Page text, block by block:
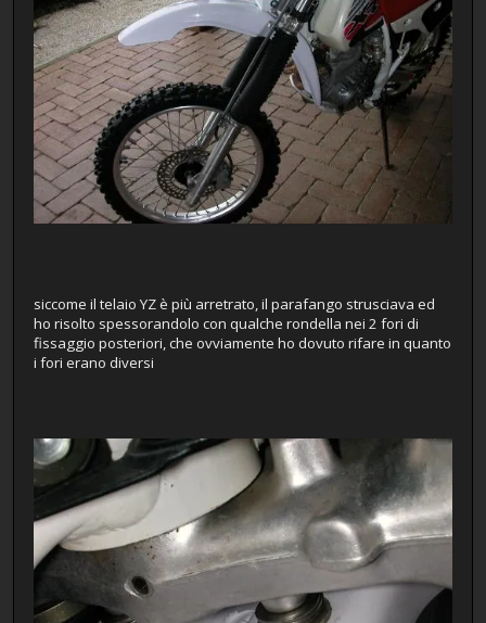
siccome il telaio YZ è più arretrato, il parafango strusciava ed
ho risolto spessorandolo con qualche rondella nei 2 fori di
fissaggio posteriori, che ovviamente ho dovuto rifare in quanto
i fori erano diversi